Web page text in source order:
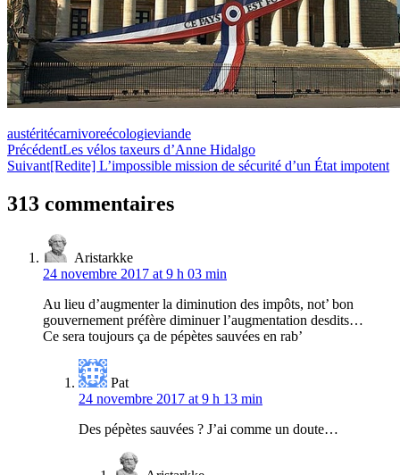
austéritécarnivoreécologieviande
Navigation
de
l’article
PrécédentLes vélos taxeurs d’Anne Hidalgo
Suivant[Redite] L’impossible mission de sécurité d’un État impotent
313 commentaires
Aristarkke
24 novembre 2017 at 9 h 03 min
Au lieu d’augmenter la diminution des impôts, not’ bon
gouvernement préfère diminuer l’augmentation desdits…
Ce sera toujours ça de pépètes sauvées en rab’
Pat
24 novembre 2017 at 9 h 13 min
Des pépètes sauvées ? J’ai comme un doute…